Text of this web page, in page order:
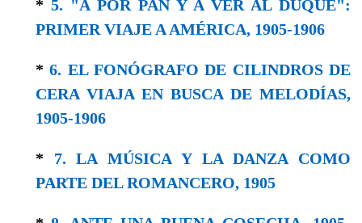
* 5. "A POR PAN Y A VER AL DUQUE":
PRIMER VIAJE A AMÉRICA, 1905-1906
*6. EL FONÓGRAFO DE CILINDROS DE
CERA VIAJA EN BUSCA DE MELODÍAS,
1905-1906
* 7. LA MÚSICA Y LA DANZA COMO
PARTE DEL ROMANCERO, 1905